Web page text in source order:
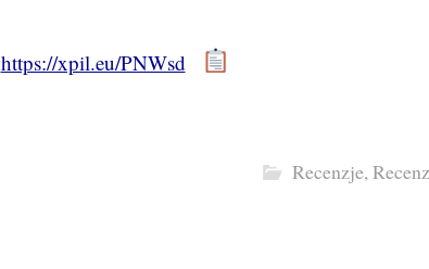
https://xpil.eu/PNWsd
Recenzje,